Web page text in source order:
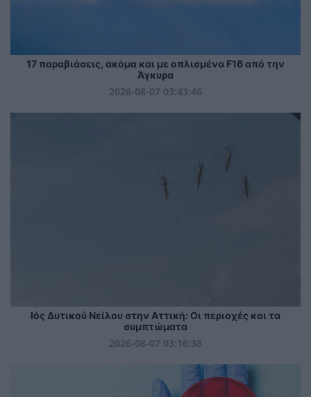
17 παραβιάσεις, ακόμα και με οπλισμένα F16 από την
Άγκυρα
2026-08-07 03:43:46
Ιός Δυτικού Νείλου στην Αττική: Οι περιοχές και τα
συμπτώματα
2026-08-07 03:16:38